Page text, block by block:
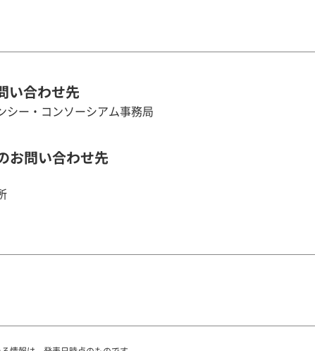
い合わせ先
シー・コンソーシアム事務局
お問い合わせ先